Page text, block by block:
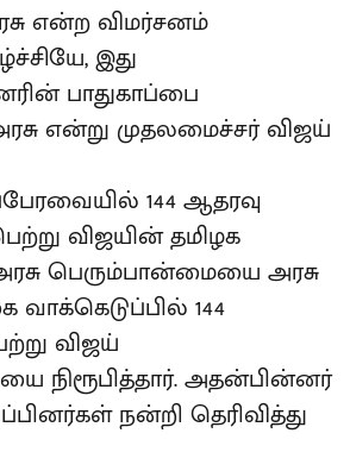
என்ற விமர்சனம்
இது
பாதுகாப்பை
என்று முதலமைச்சர் விஜய்
144 ஆதரவு
விஜயின் தமிழக
பெரும்பான்மையை அரசு
144
விஜய்
நிரூபித்தார். அதன்பின்னர்
நன்றி தெரிவித்து